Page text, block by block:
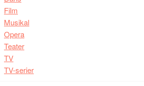
Film
Musikal
Opera
Teater
TV
TV-serier